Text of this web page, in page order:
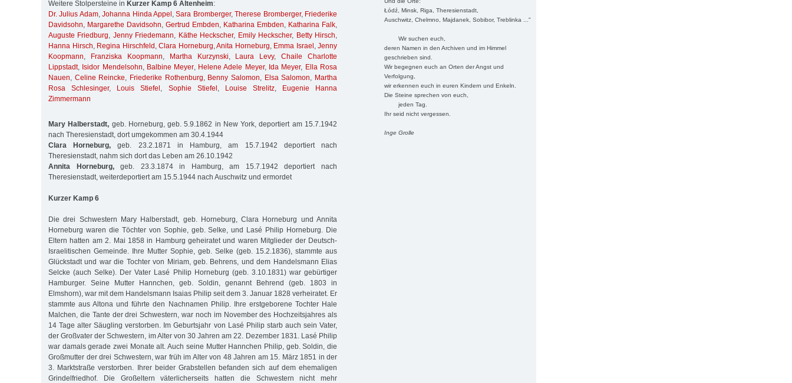
Łódź, Minsk, Riga, Theresienstadt,
Auschwitz, Chelmno, Majdanek, Sobibor, Treblinka ..."
Wir suchen euch,
deren Namen in den Archiven und im Himmel
geschrieben sind.
Wir begegnen euch an Orten der Angst und
Verfolgung,
wir erkennen euch in euren Kindern und Enkeln.
Die Steine sprechen von euch,
jeden Tag.
Ihr seid nicht vergessen.
Inge Grolle
Weitere Stolpersteine in Kurzer Kamp 6 Altenheim:
Dr. Julius Adam,Johanna Hinda Appel ,Sara Bromberger,Therese Bromberger, Friederike
Davidsohn, Margarethe Davidsohn, Gertrud Embden, Katharina Embden, Katharina Falk,
Auguste Friedburg, Jenny Friedemann, Käthe Heckscher, Emily Heckscher, Betty Hirsch,
Hanna Hirsch, Regina Hirschfeld , Clara Horneburg,Anita Horneburg, Emma Israel , Jenny
Koopmann, Franziska Koopmann, Martha Kurzynski, Laura Levy,Chaile Charlotte
Lippstadt, Isidor Mendelsohn, Balbine Meyer, Helene Adele Meyer, Ida Meyer, Ella Rosa
Nauen, Celine Reincke, Friederike Rothenburg, Benny Salomon, Elsa Salomon, Martha
Rosa Schlesinger, Louis Stiefel , Sophie Stiefel , Louise Strelitz,
Eugenie Hanna
Zimmermann
Mary Halberstadt, geb. Horneburg, geb. 5.9.1862 in New York, deportiert am 15.7.1942
nach Theresienstadt, dort umgekommen am 30.4.1944
Clara Horneburg, geb. 23.2.1871 in Hamburg, am 15.7.1942 deportiert nach
Theresienstadt, nahm sich dort das Leben am 26.10.1942
Annita Horneburg,geb. 23.3.1874 in Hamburg, am 15.7.1942 deportiert nach
Theresienstadt, weiterdeportiert am 15.5.1944 nach Auschwitz und ermordet
Kurzer Kamp 6
Die drei Schwestern Mary Halberstadt, geb. Horneburg, Clara Horneburg und Annita
Horneburg waren die Töchter von Sophie, geb. Selke, und Lasé Philip Horneburg. Die
Eltern hatten am 2. Mai 1858 in Hamburg geheiratet und waren Mitglieder der Deutsch-
Israelitischen Gemeinde. Ihre Mutter Sophie, geb. Selke (geb. 15.2.1836), stammte aus
Glückstadt und war die Tochter von Miriam, geb. Behrens, und dem Handelsmann Elias
Selcke (auch Selke). Der Vater Lasé Philip Horneburg (geb. 3.10.1831) war gebürtiger
Hamburger. Seine Mutter Hannchen, geb. Soldin, genannt Behrend (geb. 1803 in
Elmshorn), war mit dem Handelsmann Isaias Philip seit dem 3. Januar 1828 verheiratet. Er
stammte aus Altona und führte den Nachnamen Philip. Ihre erstgeborene Tochter Hale
Malchen, die Tante der drei Schwestern, war noch im November des Hochzeitsjahres als
14 Tage alter Säugling verstorben. Im Geburtsjahr von Lasé Philip starb auch sein Vater,
der Großvater der Schwestern, im Alter von 30 Jahren am 22. Dezember 1831. Lasé Philip
war damals gerade zwei Monate alt. Auch seine Mutter Hannchen Philip, geb. Soldin, die
Großmutter der drei Schwestern, war früh im Alter von 48 Jahren am 15. März 1851 in der
3. Marktstraße verstorben. Ihrer beider Grabstellen befanden sich auf dem ehemaligen
Grindelfriedhof. Die Großeltern väterlicherseits hatten die Schwestern nicht mehr